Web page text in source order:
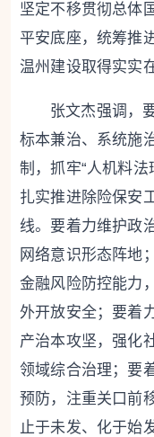
坚定不移贯彻总体
平安底座，统筹推
温州建设取得实实
张文杰强调，
标本兼治、系统施
制，抓牢“人机料法
扎实推进除险保安
线。要着力维护政
网络意识形态阵地
金融风险防控能力
外开放安全；要着
产治本攻坚，强化
领域综合治理；要
预防，注重关口前
止于未发、化于始